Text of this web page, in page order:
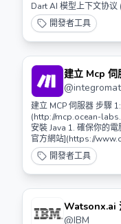
Dart AI 模型上下文协议
開發者工具
建立 Mcp 伺
@integromat
建立 MCP 伺服器 步驟 1: 下載 MCP 1. 前往 [MCP 官方網站]
(http://mcp.ocean-labs.de/
安裝 Java 1. 確保你的電腦上已安裝 Java JDK。 2. 你可以從 [Oracle
官方網站](https://
jdk11-downloads.html) 下
壓 MCP 1. 將下載的 MCP 壓縮檔解壓到你想要的資料夾中。 步驟 4:
配置 MCP 1. 打開解壓後的 MCP 資料夾。 2. 編輯 `mcp.cfg` 檔案，
或在終端中運行該檔案以啟動 MCP
打開 Minecraft 客戶端
開發者工具
Watsonx.ai
@IBM